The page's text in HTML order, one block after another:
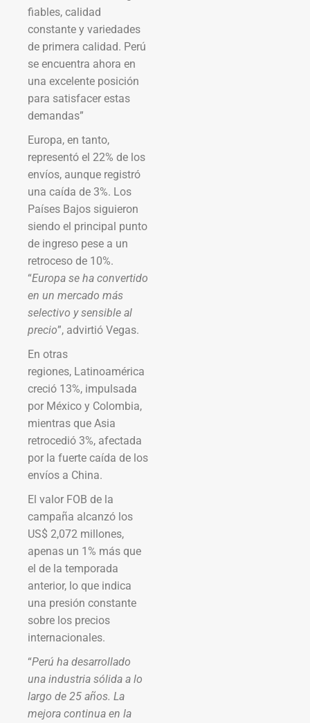
fiables, calidad
constante y variedades
de primera calidad. Perú
se encuentra ahora en
una excelente posición
para satisfacer estas
demandas”
Europa, en tanto,
representó el 22% de los
envíos, aunque registró
una caída de 3%. Los
Países Bajos siguieron
siendo el principal punto
de ingreso pese a un
retroceso de 10%.
“Europa se ha convertido
en un mercado más
selectivo y sensible al
precio”, advirtió Vegas.
En otras
regiones, Latinoamérica
creció 13%, impulsada
por México y Colombia,
mientras que Asia
retrocedió 3%, afectada
por la fuerte caída de los
envíos a China.
El valor FOB de la
campaña alcanzó los
US$ 2,072 millones,
apenas un 1% más que
el de la temporada
anterior, lo que indica
una presión constante
sobre los precios
internacionales.
“Perú ha desarrollado
una industria sólida a lo
largo de 25 años. La
mejora continua en la